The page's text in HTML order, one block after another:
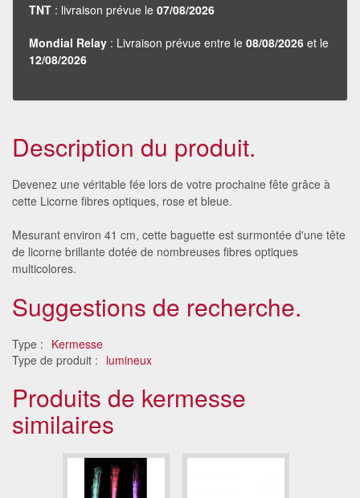
TNT : livraison prévue le 07/08/2026
Mondial Relay : Livraison prévue entre le 08/08/2026 et le
12/08/2026
Description du produit.
Devenez une véritable fée lors de votre prochaine fête grâce à
cette Licorne fibres optiques, rose et bleue.
Mesurant environ 41 cm, cette baguette est surmontée d'une tête
de licorne brillante dotée de nombreuses fibres optiques
multicolores.
Suggestions de recherche.
Type : Kermesse
Type de produit : lumineux
Produits de kermesse
similaires